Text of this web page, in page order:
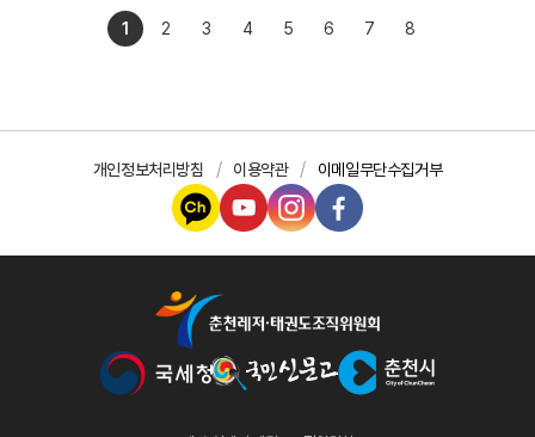
1 2 3 4 5 6 7 8
개인정보처리방침 이용약관 이메일무단수집거부